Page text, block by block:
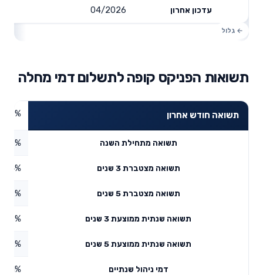
עדכון אחרון 04/2026
תשואות הפניקס קופה לתשלום דמי מחלה
תשואה חודש אחרון
תשואה מתחילת השנה
תשואה מצטברת 3 שנים
תשואה מצטברת 5 שנים
תשואה שנתית ממוצעת 3 שנים
תשואה שנתית ממוצעת 5 שנים
דמי ניהול שנתיים